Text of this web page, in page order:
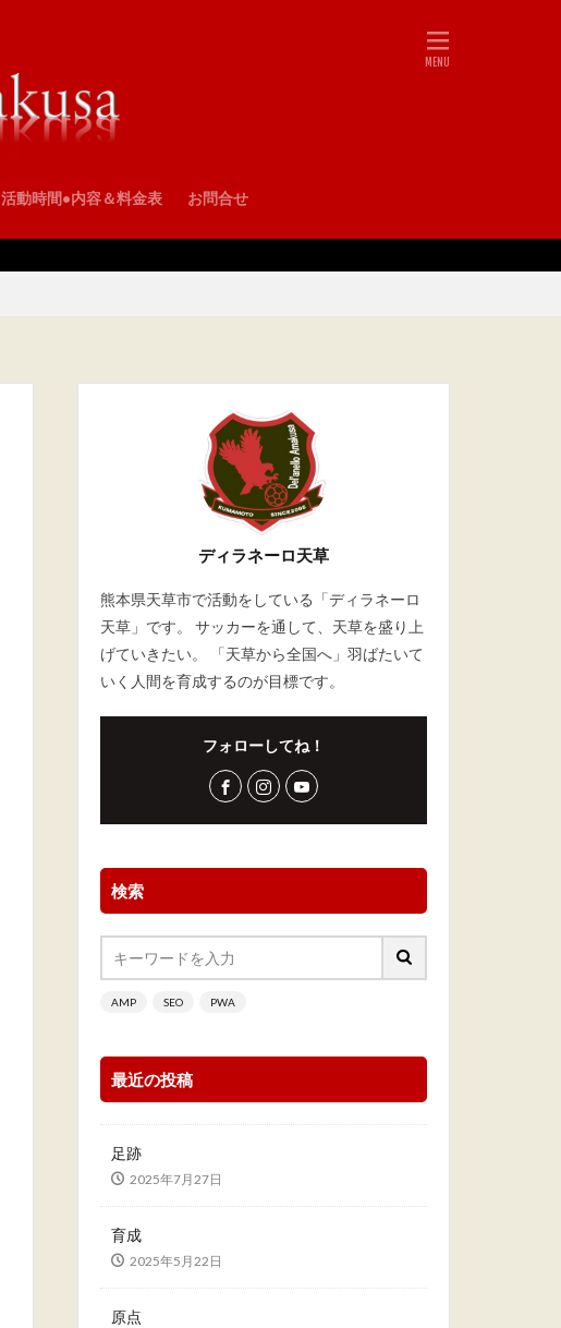
活動時間•内容＆料金表 お問合せ
ディラネーロ天草
熊本県天草市で活動をしている「ディラネーロ
天草」です。 サッカーを通して、天草を盛り上
げていきたい。 「天草から全国へ」羽ばたいて
いく人間を育成するのが目標です。
フォローしてね！
検索
AMP SEO PWA
最近の投稿
足跡
2025年7月27日
育成
2025年5月22日
原点